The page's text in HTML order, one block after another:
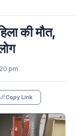
की मौत,
pm
Copy Link